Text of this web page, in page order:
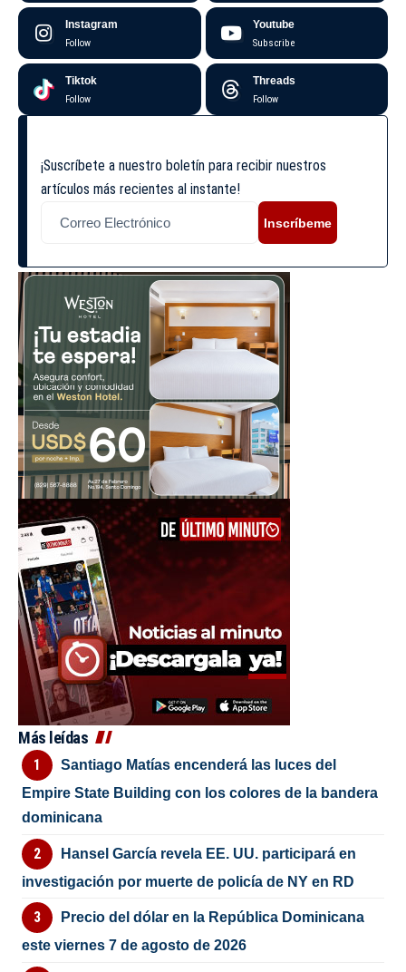
Instagram
Follow
Youtube
Subscribe
Tiktok
Follow
Threads
Follow
¡Suscríbete a nuestro boletín para recibir nuestros
artículos más recientes al instante!
Inscríbeme
Más leídas
Santiago Matías encenderá las luces del
Empire State Building con los colores de la bandera
dominicana
Hansel García revela EE. UU. participará en
investigación por muerte de policía de NY en RD
Precio del dólar en la República Dominicana
este viernes 7 de agosto de 2026